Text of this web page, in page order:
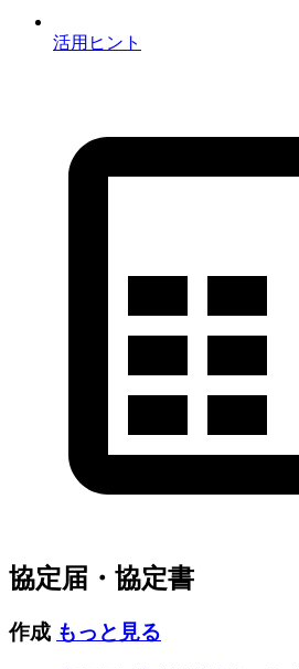
活用ヒント
協定届・協定書
作成 もっと見る